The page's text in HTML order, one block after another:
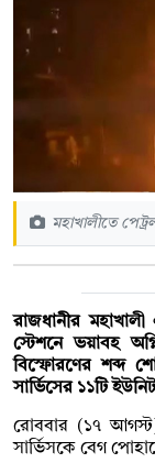
মহাখালীতে
রাজধানীর
স্টেশনে ভয়াবহ
বিস্ফোরণের শব্দ
সার্ভিসের ১১টি
রোববার (১৭ আগস্ট)
সার্ভিসকে বেগ